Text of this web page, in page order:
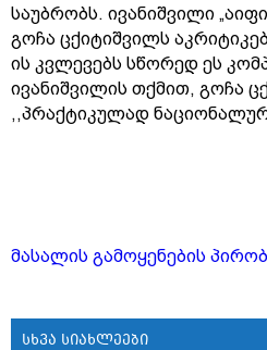
საუბრობს. ივანიშვილი
გოჩა ცქიტიშვილს
ის კვლევებს სწორედ ეს
ივანიშვილის თქმით, გოჩა
,,პრაქტიკულად
მასალის გამოყენების
სხვა სიახლეები